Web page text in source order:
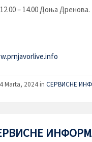
12.00 – 14.00 Доња Дренова.
4 Marta, 2024in СЕРВИСНЕ